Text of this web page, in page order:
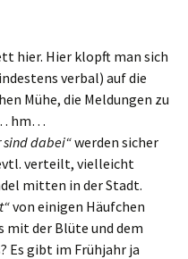
hier. Hier klopft man sich
verbal) auf die
Mühe, die Meldungen zu
hm…
sind dabei“werden sicher
verteilt, vielleicht
mitten in der Stadt.
von einigen Häufchen
mit der Blüte und dem
Es gibt im Frühjahr ja